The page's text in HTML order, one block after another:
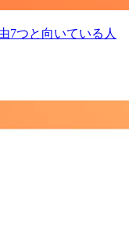
7つと向いている人